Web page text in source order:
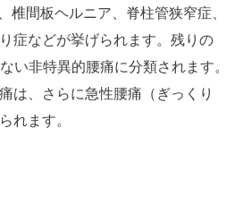
椎間板ヘルニア、脊柱管狭窄症、
症などが挙げられます。残りの
い非特異的腰痛に分類されます。
は、さらに急性腰痛（ぎっくり
れます。